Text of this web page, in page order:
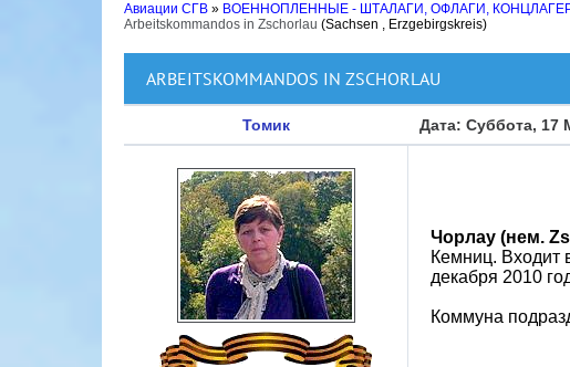
Авиации СГВ » ВОЕННОПЛЕННЫЕ - ШТАЛАГИ, ОФЛАГИ,
Arbeitskommandos in Zschorlau (Sachsen , Erzgebirgskreis)
ARBEITSKOMMANDOS IN ZSCHORLAU
Томик Дата: Суббота, 17
Чорлау (нем.
Кемниц. Входит
декабря 2010
Коммуна